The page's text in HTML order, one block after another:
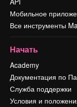
Мобильное
Все инструменты
Начать
Academy
Документация по
Служба поддержки
Условия и